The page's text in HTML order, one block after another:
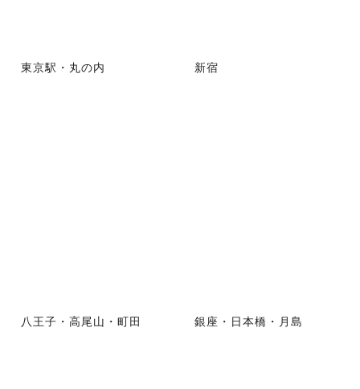
東京駅・丸の内 新宿
八王子・高尾山・町田 銀座・日本橋・月島